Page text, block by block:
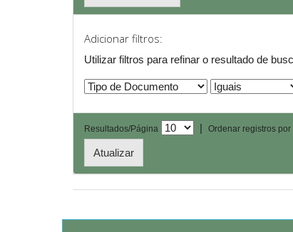
Adicionar filtros:
Utilizar filtros para refinar o resultado de
Resultados/Página | Ordenar registros por